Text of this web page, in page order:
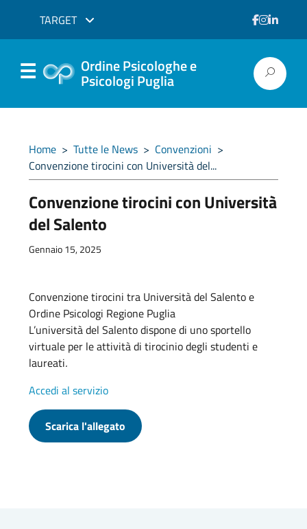
TARGET
Ordine Psicologhe e
Psicologi Puglia
Home > Tutte le News > Convenzioni >
Convenzione tirocini con Università del...
Convenzione tirocini con Università
del Salento
Gennaio 15, 2025
Convenzione tirocini tra Università del Salento e
Ordine Psicologi Regione Puglia
L’università del Salento dispone di uno sportello
virtuale per le attività di tirocinio degli studenti e
laureati.
Accedi al servizio
Scarica l'allegato